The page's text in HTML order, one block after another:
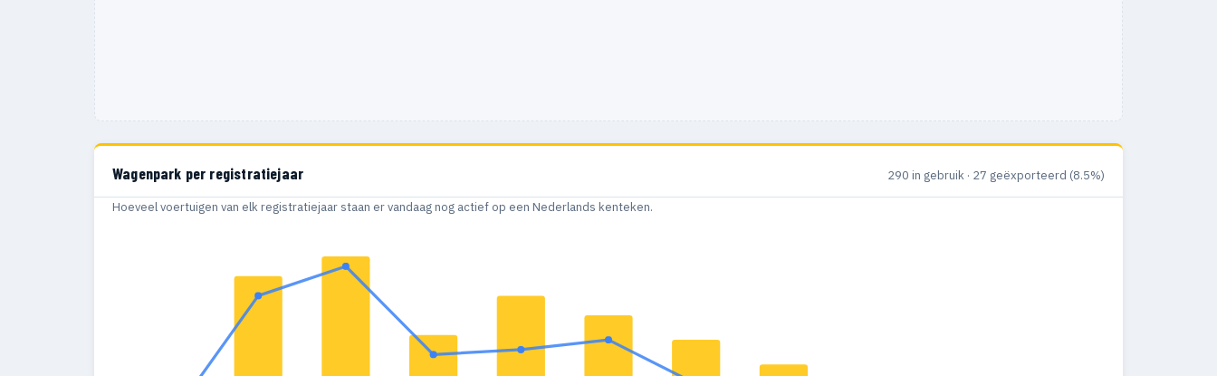
Wagenpark per registratiejaar 290 in gebruik · 27 geëxporteerd (8.5%)
Hoeveel voertuigen van elk registratiejaar staan er vandaag nog actief op een Nederlands kenteken.